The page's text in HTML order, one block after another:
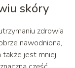
skóry
zdrowia
nawodniona,
także jest mniej